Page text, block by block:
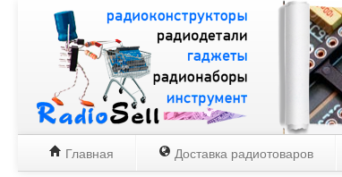
Главная Доставка радиотоваров